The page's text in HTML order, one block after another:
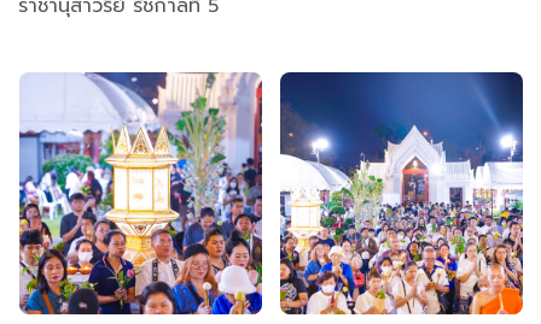
ราชานุสาวรีย์ รัชกาลที่ 5